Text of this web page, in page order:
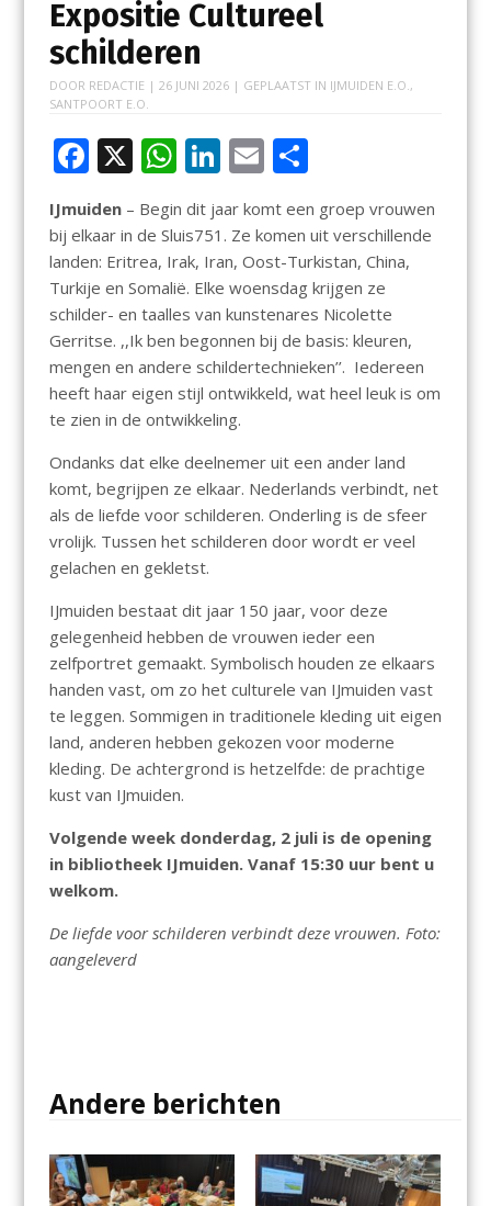
Expositie Cultureel
schilderen
DOOR REDACTIE | 26 JUNI 2026| GEPLAATST IN IJMUIDEN E.O. ,
SANTPOORT E.O.
F
ac
e
b
o
o
k
X W
h
at
s
A
p
p
Li
k
e
dI
n
E
ai
l
D
e
n
IJmuiden– Begin dit jaar komt een groep vrouwen
bij elkaar in de Sluis751. Ze komen uit verschillende
landen: Eritrea, Irak, Iran, Oost-Turkistan, China,
Turkije en Somalië. Elke woensdag krijgen ze
schilder- en taalles van kunstenares Nicolette
Gerritse. ,,Ik ben begonnen bij de basis: kleuren,
mengen en andere schildertechnieken’’. Iedereen
heeft haar eigen stijl ontwikkeld, wat heel leuk is om
te zien in de ontwikkeling.
Ondanks dat elke deelnemer uit een ander land
komt, begrijpen ze elkaar. Nederlands verbindt, net
als de liefde voor schilderen. Onderling is de sfeer
vrolijk. Tussen het schilderen door wordt er veel
gelachen en gekletst.
IJmuiden bestaat dit jaar 150 jaar, voor deze
gelegenheid hebben de vrouwen ieder een
zelfportret gemaakt. Symbolisch houden ze elkaars
handen vast, om zo het culturele van IJmuiden vast
te leggen. Sommigen in traditionele kleding uit eigen
land, anderen hebben gekozen voor moderne
kleding. De achtergrond is hetzelfde: de prachtige
kust van IJmuiden.
Volgende week donderdag, 2 juli is de opening
in bibliotheek IJmuiden. Vanaf 15:30 uur bent u
welkom.
De liefde voor schilderen verbindt deze vrouwen. Foto:
aangeleverd
Andere berichten